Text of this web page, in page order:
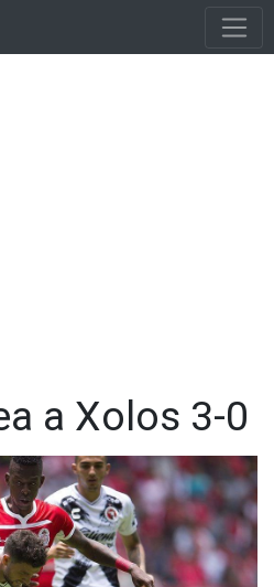
a Xolos 3-0